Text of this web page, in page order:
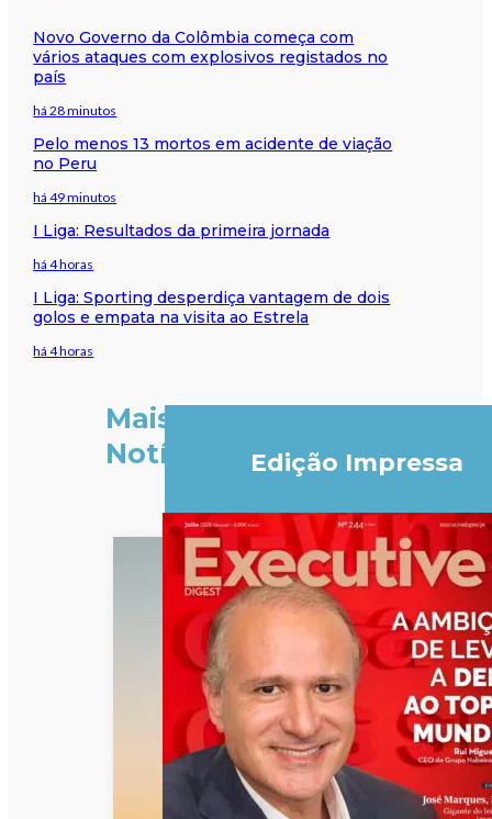
Novo Governo da Colômbia começa com
vários ataques com explosivos registados no
país
há 28 minutos
Pelo menos 13 mortos em acidente de viação
no Peru
há 49 minutos
I Liga: Resultados da primeira jornada
há 4 horas
I Liga: Sporting desperdiça vantagem de dois
golos e empata na visita ao Estrela
há 4 horas
Mais
Notícias
Edição Impressa